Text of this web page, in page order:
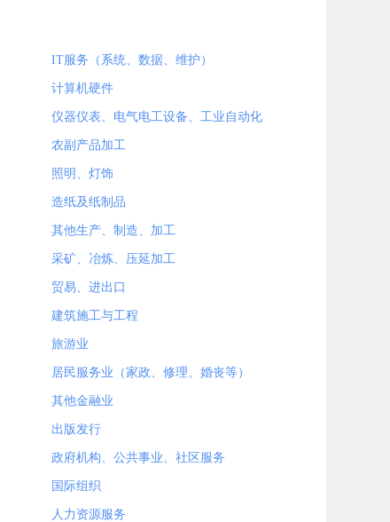
IT服务（系统、数据、维护）
计算机硬件
仪器仪表、电气电工设备、工业自动化
农副产品加工
照明、灯饰
造纸及纸制品
其他生产、制造、加工
采矿、冶炼、压延加工
贸易、进出口
建筑施工与工程
旅游业
居民服务业（家政、修理、婚丧等）
其他金融业
出版发行
政府机构、公共事业、社区服务
国际组织
人力资源服务